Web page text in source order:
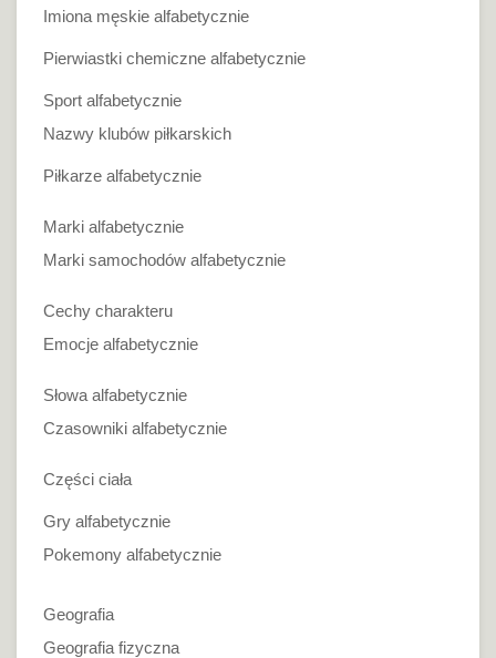
Imiona męskie alfabetycznie
Pierwiastki chemiczne alfabetycznie
Sport alfabetycznie
Nazwy klubów piłkarskich
Piłkarze alfabetycznie
Marki alfabetycznie
Marki samochodów alfabetycznie
Cechy charakteru
Emocje alfabetycznie
Słowa alfabetycznie
Czasowniki alfabetycznie
Części ciała
Gry alfabetycznie
Pokemony alfabetycznie
Geografia
Geografia fizyczna